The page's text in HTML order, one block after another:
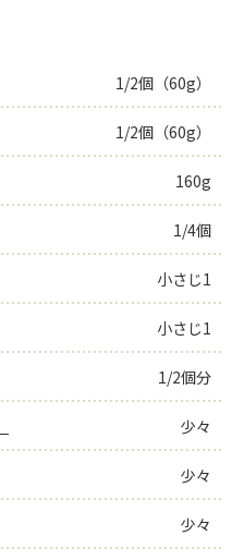
1/2個（60g）
1/2個（60g）
160g
1/4個
小さじ1
小さじ1
1/2個分
少々
少々
少々